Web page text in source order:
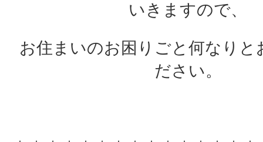
いきますので、
お住まいのお困りごと何なりと
ださい。